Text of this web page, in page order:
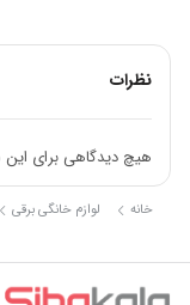
نظرات
هیچ دیدگاهی برای
خانه لوازم خانگی برقی